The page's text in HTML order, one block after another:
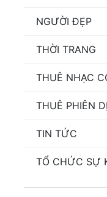
NGƯỜI ĐẸP
THỜI TRANG
THUÊ NHẠC
THUÊ PHIÊN
TIN TỨC
TỔ CHỨC SỰ